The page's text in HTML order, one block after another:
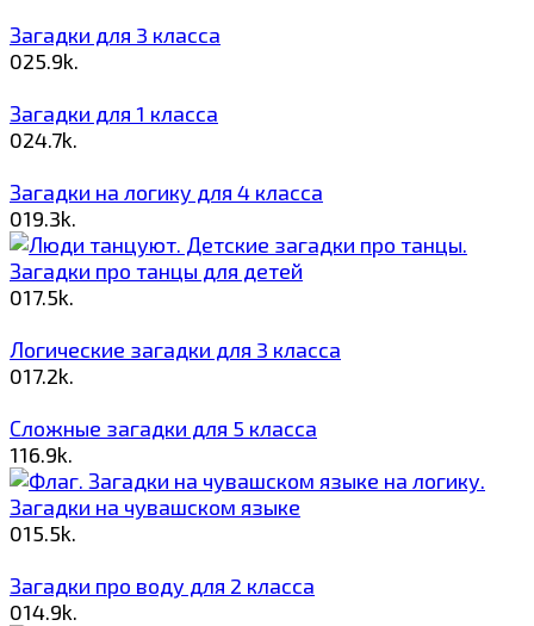
Загадки для 3 класса
025.9k.
Загадки для 1 класса
024.7k.
Загадки на логику для 4 класса
019.3k.
Загадки про танцы для детей
017.5k.
Логические загадки для 3 класса
017.2k.
Сложные загадки для 5 класса
116.9k.
Загадки на чувашском языке
015.5k.
Загадки про воду для 2 класса
014.9k.